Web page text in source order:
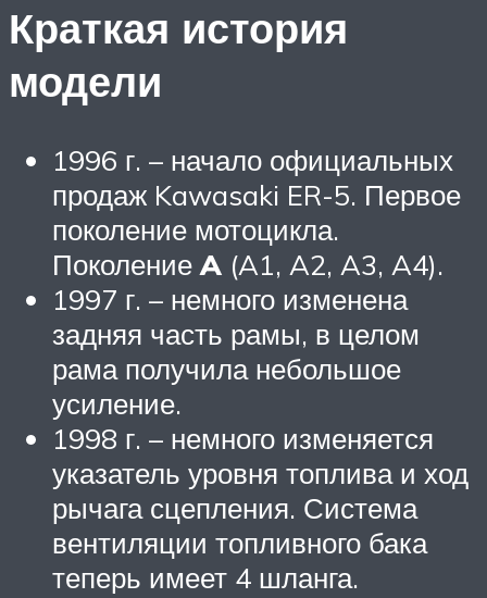
Краткая история
модели
1996 г. – начало официальных
продаж Kawasaki ER-5. Первое
поколение мотоцикла.
Поколение A (A1, A2, A3, A4).
1997 г. – немного изменена
задняя часть рамы, в целом
рама получила небольшое
усиление.
1998 г. – немного изменяется
указатель уровня топлива и ход
рычага сцепления. Система
вентиляции топливного бака
теперь имеет 4 шланга.